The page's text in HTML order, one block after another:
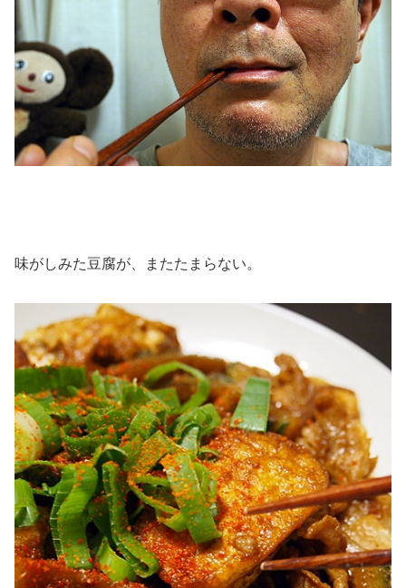
味がしみた豆腐が、またたまらない。